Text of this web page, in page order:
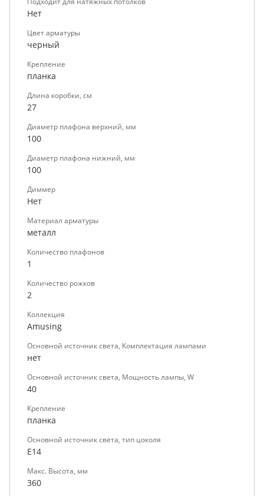
Нет
Цвет арматуры
черный
Крепление
планка
Длина коробки, см
27
Диаметр плафона верхний, мм
100
Диаметр плафона нижний, мм
100
Диммер
Нет
Материал арматуры
металл
Количество плафонов
1
Количество рожков
2
Коллекция
Amusing
Основной источник света, Комплектация лампами
нет
Основной источник света, Мощность лампы, W
40
Крепление
планка
Основной источник света, тип цоколя
E14
Макс. Высота, мм
360